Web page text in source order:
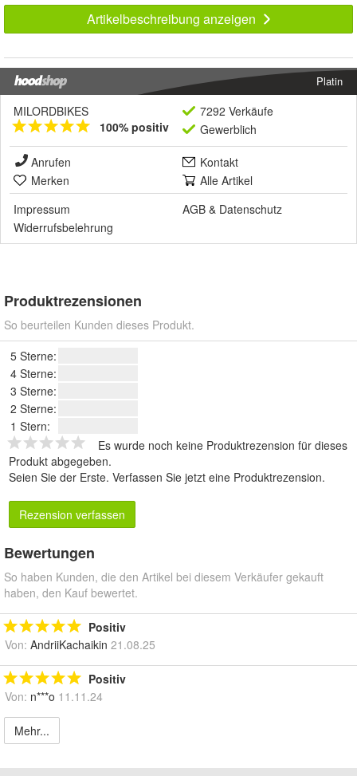
Artikelbeschreibung anzeigen
Platin
MILORDBIKES
100% positiv
7292 Verkäufe
Gewerblich
Anrufen
Kontakt
Merken
Alle Artikel
Impressum
AGB & Datenschutz
Widerrufsbelehrung
Produktrezensionen
So beurteilen Kunden dieses Produkt.
5 Sterne:
4 Sterne:
3 Sterne:
2 Sterne:
1 Stern:
Es wurde noch keine Produktrezension für dieses
Produkt abgegeben.
Seien Sie der Erste. Verfassen Sie jetzt eine Produktrezension.
Rezension verfassen
Bewertungen
So haben Kunden, die den Artikel bei diesem Verkäufer gekauft
haben, den Kauf bewertet.
Positiv
Von: AndriiKachaikin 21.08.25
Positiv
Von: n***o 11.11.24
Mehr...